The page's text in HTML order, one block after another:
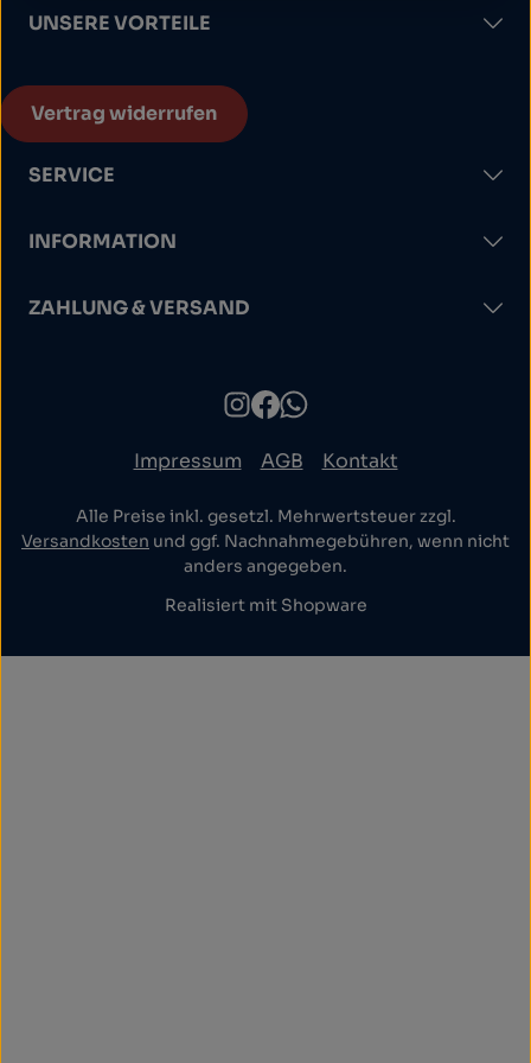
UNSERE VORTEILE
Vertrag widerrufen
SERVICE
INFORMATION
ZAHLUNG & VERSAND
Impressum AGB Kontakt
Alle Preise inkl. gesetzl. Mehrwertsteuer zzgl.
Versandkosten und ggf. Nachnahmegebühren, wenn nicht
anders angegeben.
Realisiert mit Shopware